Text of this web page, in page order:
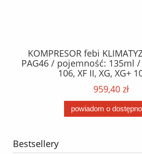
KOMPRESOR febi
PAG46 / pojemność: 135ml /
106, XF II, XG, XG+
959,40 zł
powiadom o
Bestsellery